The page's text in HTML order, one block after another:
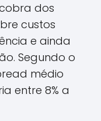
dos
custos
e ainda
Segundo o
médio
entre 8% a